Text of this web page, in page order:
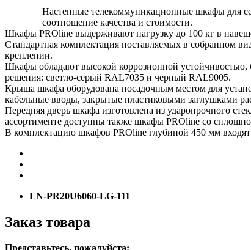
Настенные телекоммуникационные шкафы для
соотношение качества и стоимости.
Шкафы PROline выдерживают нагрузку до 100 кг в
Стандартная комплектация поставляемых в собранном
креплении.
Шкафы обладают высокой коррозионной
решения: светло-серый RAL7035 и черный RAL9005.
Крыша шкафа оборудована посадочным местом для
кабельные вводы, закрытые пластиковыми заглушками
Передняя дверь шкафа изготовлена из ударопрочного
ассортименте доступны также шкафы PROline со
В комплектацию шкафов PROline глубиной 450 мм
LN-PR20U6060-LG-111
Заказ товара
Представьтесь, пожалуйста: